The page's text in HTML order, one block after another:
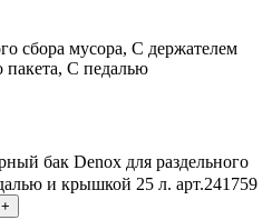
сбора мусора, С держателем
пакета, С педалью
бак Denox для раздельного
и крышкой 25 л. арт.241759